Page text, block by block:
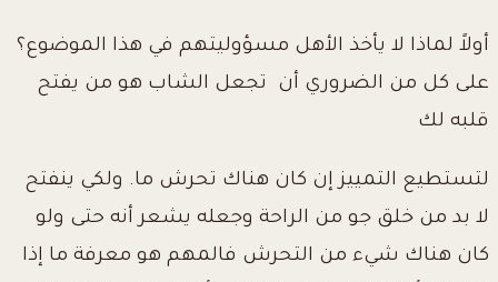
أولاً لماذا لا يأخذ الأهل مسؤوليتهم في هذا الموضوع؟
على كل من الضروري أن تجعل الشاب هو من يفتح
قلبه لك
لتستطيع التمييز إن كان هناك تحرش ما. ولكي ينفتح
لا بد من خلق جو من الراحة وجعله يشعر أنه حتى ولو
كان هناك شيء من التحرش فالمهم هو معرفة ما إذا